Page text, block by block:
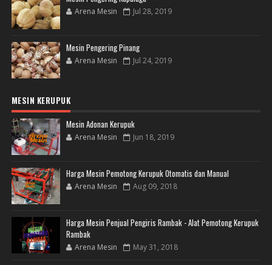
Arena Mesin Jul 28, 2019
Mesin Pengering Pinang
Arena Mesin Jul 24, 2019
MESIN KERUPUK
Mesin Adonan Kerupuk
Arena Mesin Jun 18, 2019
Harga Mesin Pemotong Kerupuk Otomatis dan Manual
Arena Mesin Aug 09, 2018
Harga Mesin Penjual Pengiris Rambak - Alat Pemotong Kerupuk
Rambak
Arena Mesin May 31, 2018